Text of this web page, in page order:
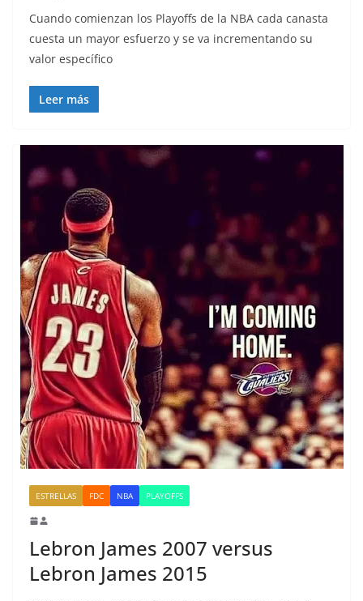
Cuando comienzan los Playoffs de la NBA cada canasta
cuesta un mayor esfuerzo y se va incrementando su
valor específico
Leer más
ESTRELLAS FDC NBA PLAYOFFS
Lebron James 2007 versus
Lebron James 2015